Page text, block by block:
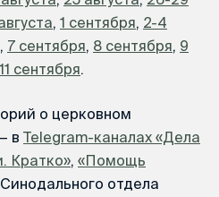
, 1 сентября, 2-4
, 7 сентября, 8 сентября, 9
11 сентября.
о церковном
в Telegram-каналах «Дела
Кратко», «Помощь
Синодального отдела